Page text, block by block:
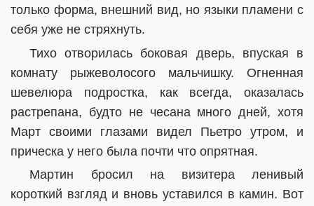
только форма, внешний вид, но языки пламени с
себя уже не стряхнуть.
Тихо отворилась боковая дверь, впуская в
комнату рыжеволосого мальчишку. Огненная
шевелюра подростка, как всегда, оказалась
растрепана, будто не чесана много дней, хотя
Март своими глазами видел Пьетро утром, и
прическа у него была почти что опрятная.
Мартин бросил на визитера ленивый
короткий взгляд и вновь уставился в камин. Вот